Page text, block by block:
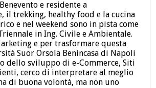
e residente a
il trekking, healthy food e la cucina
e nel weekend sono in pista come
in Ing. Civile e Ambientale.
e per trasformare questa
Suor Orsola Benincasa di Napoli
dello sviluppo di e-Commerce, Siti
cerco di interpretare al meglio
di buona volontà, ma non uno